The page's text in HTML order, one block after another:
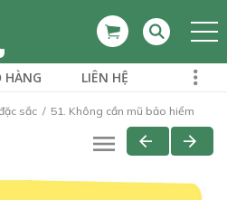
HÀNG LIÊN HỆ
sắc 51. Không cần mũ bảo hiểm